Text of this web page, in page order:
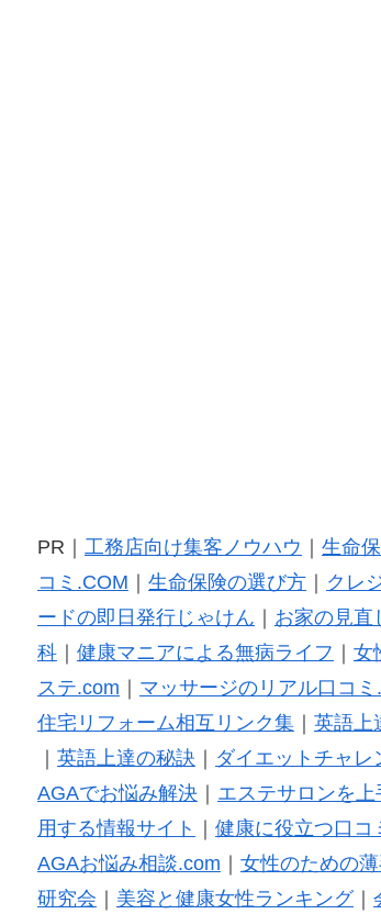
PR｜ 工務店向け集客ノウハウ
生命
コミ.COM
生命保険の選び方｜
クレ
ードの即日発行じゃけん
お家の見直
科｜ 健康マニアによる無病ライフ
女
ステ.com
マッサージのリアル口コミ
住宅リフォーム相互リンク集｜ 英語上
英語上達の秘訣 ダイエットチャレ
AGAでお悩み解決｜ エステサロンを上
用する情報サイト
健康に役立つ口コ
AGAお悩み相談.com
女性のための
研究会
美容と健康女性ランキング｜